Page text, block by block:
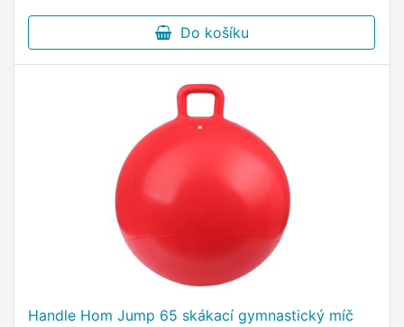
Do košíku
Handle Hom Jump 65 skákací gymnastický míč